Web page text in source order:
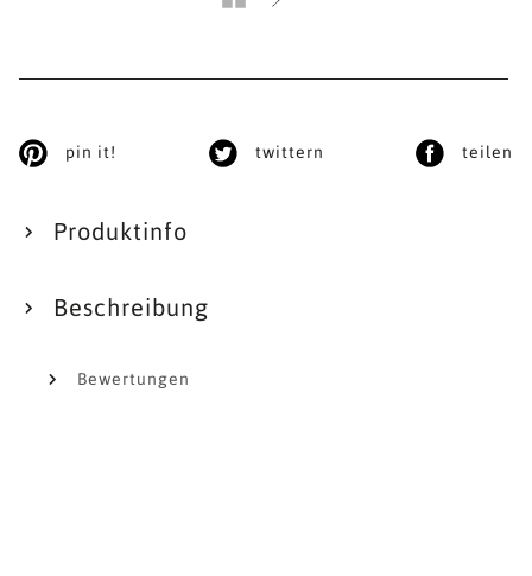
pin it! twittern teilen
Produktinfo
Beschreibung
Bewertungen